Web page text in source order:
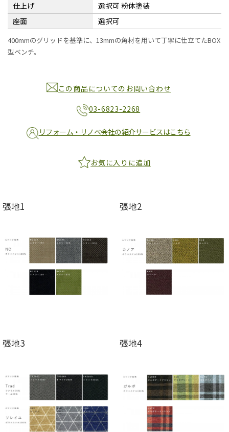
仕上げ
選択可 粉体塗装
座面
選択可
400mmのグリッドを基準に、13mmの角材を用いて丁寧に仕立てたBOX
型ベンチ。
この商品についてのお問い合わせ
03-6823-2268
リフォーム・リノベ会社の紹介サービスはこちら
お気に入りに追加
張地1 張地2
張地3 張地4